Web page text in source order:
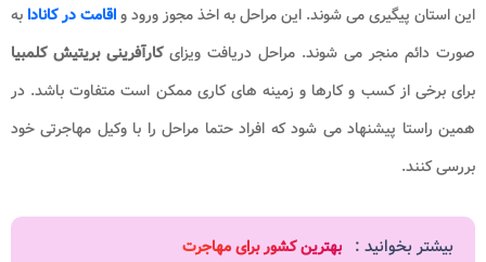
این استان پیگیری می‌ شوند. این مراحل به اخذ مجوز ورود واقامت در کانادا به
صورت دائم منجر می‌ شوند. مراحل دریافت ویزایکارآفرینی بریتیش کلمبیا
برای برخی از کسب و کارها و زمینه های کاری ممکن است متفاوت باشد. در
همین راستا پیشنهاد می شود که افراد حتما مراحل را با وکیل مهاجرتی خود
بررسی کنند.
بیشتر بخوانید : بهترین کشور برای مهاجرت